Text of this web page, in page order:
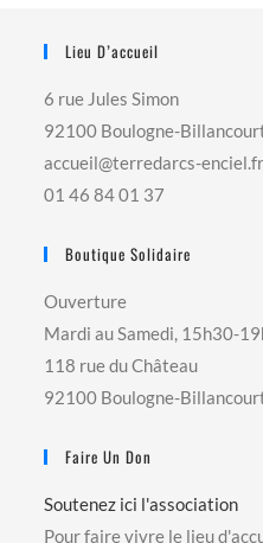
Lieu D’accueil
6 rue Jules Simon
92100 Boulogne-
accueil@terredarcs-enciel.fr
01 46 84 01 37
Boutique Solidaire
Ouverture
Mardi au Samedi, 15h30-
118 rue du Château
92100 Boulogne-
Faire Un Don
Soutenez ici l'association
Pour faire vivre le lieu